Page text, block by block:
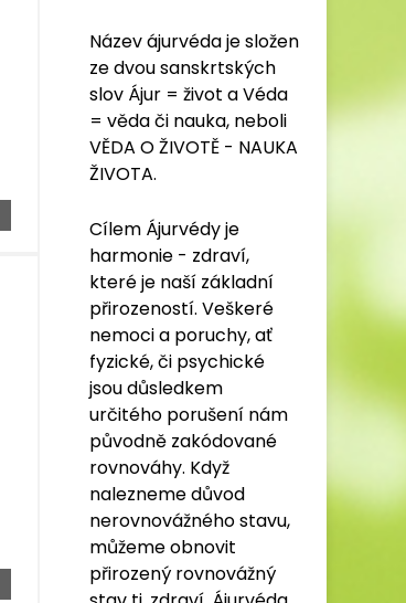
Název ájurvéda je složen
ze dvou sanskrtských
slov Ájur = život a Véda
= věda či nauka, neboli
VĚDA O ŽIVOTĚ - NAUKA
ŽIVOTA.
Cílem Ájurvédy je
harmonie - zdraví,
které je naší základní
přirozeností. Veškeré
nemoci a poruchy, ať
fyzické, či psychické
jsou důsledkem
určitého porušení nám
původně zakódované
rovnováhy. Když
nalezneme důvod
nerovnovážného stavu,
můžeme obnovit
přirozený rovnovážný